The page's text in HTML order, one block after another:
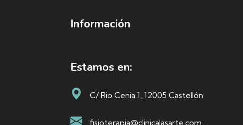
Información
Estamos en:
C/ Rio Cenia 1, 12005 Castellón
fisioterapia@clinicalasarte.com